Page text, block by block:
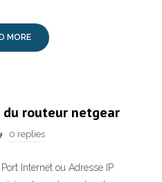
MORE
routeur netgear
0 replies
Internet ou Adresse IP